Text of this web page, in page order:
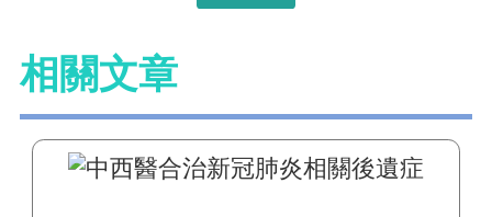
相關文章